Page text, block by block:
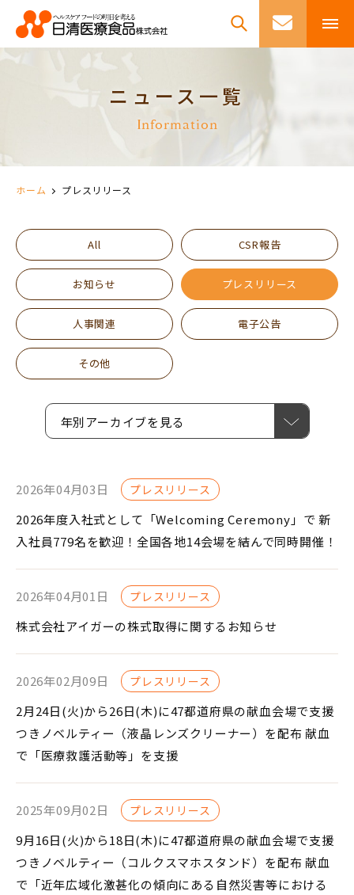
ニュース一覧
Information
ホーム プレスリリース
All CSR報告
お知らせ プレスリリース
人事関連 電子公告
その他
年別アーカイブを見る
2026年04月03日 プレスリリース
2026年度入社式として「Welcoming Ceremony」で 新
入社員779名を歓迎！全国各地14会場を結んで同時開催！
2026年04月01日 プレスリリース
株式会社アイガーの株式取得に関するお知らせ
2026年02月09日 プレスリリース
2月24日(火)から26日(木)に47都道府県の献血会場で支援
つきノベルティー（液晶レンズクリーナー）を配布 献血
で「医療救護活動等」を支援
2025年09月02日 プレスリリース
9月16日(火)から18日(木)に47都道府県の献血会場で支援
つきノベルティー（コルクスマホスタンド）を配布 献血
で「近年広域化激甚化の傾向にある自然災害等における